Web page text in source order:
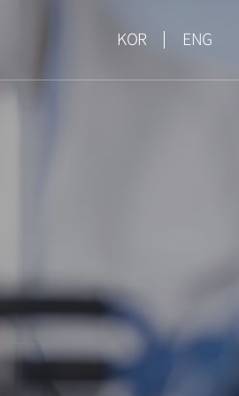
KOR ENG